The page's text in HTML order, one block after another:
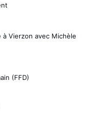
Vierzon avec Michèle
(FFD)